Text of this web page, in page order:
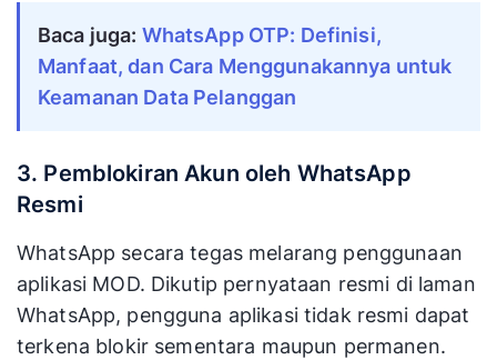
Baca juga: WhatsApp OTP: Definisi,
Manfaat, dan Cara Menggunakannya untuk
Keamanan Data Pelanggan
3. Pemblokiran Akun oleh WhatsApp
Resmi
WhatsApp secara tegas melarang penggunaan
aplikasi MOD. Dikutip pernyataan resmi di laman
WhatsApp, pengguna aplikasi tidak resmi dapat
terkena blokir sementara maupun permanen.